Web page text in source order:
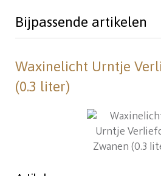
Bijpassende artikelen
Waxinelicht Urntje
(0.3 liter)